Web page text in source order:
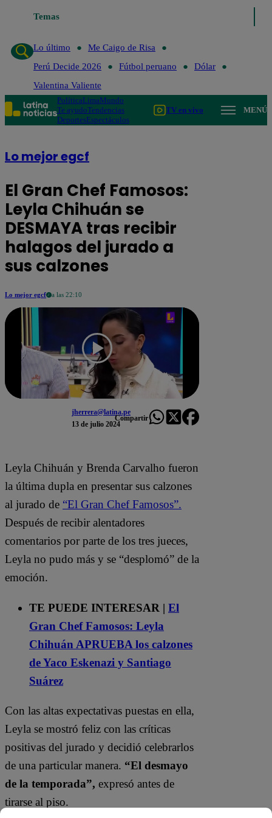
Temas
Lo último
Lo último
Me Caigo de Risa
Perú Decide 2026
Fútbol peruano
Dólar
Valentina Valiente
PolíticaLimaMundo
Te ayudoTendencias
DeportesEspectáculos
TV en vivo MENÚ
Lo mejor egcf
El Gran Chef Famosos:
Leyla Chihuán se
DESMAYA tras recibir
halagos del jurado a
sus calzones
Lo mejor egcf a las 22:10
jherrera@latina.pe
13 de julio 2024
Compartir
Leyla Chihuán y Brenda Carvalho fueron
la última dupla en presentar sus calzones
al jurado de “El Gran Chef Famosos”.
Después de recibir alentadores
comentarios por parte de los tres jueces,
Leyla no pudo más y se “desplomó” de la
emoción.
TE PUEDE INTERESAR | El
Gran Chef Famosos: Leyla
Chihuán APRUEBA los calzones
de Yaco Eskenazi y Santiago
Suárez
Con las altas expectativas puestas en ella,
Leyla se mostró feliz con las críticas
positivas del jurado y decidió celebrarlos
de una particular manera. “El desmayo
de la temporada”, expresó antes de
tirarse al piso.